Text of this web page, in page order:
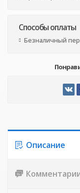
Способы оплаты
Безналичный
Описание